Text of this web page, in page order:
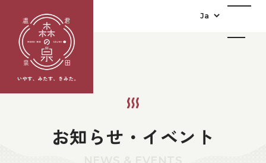
お知らせ・イベント